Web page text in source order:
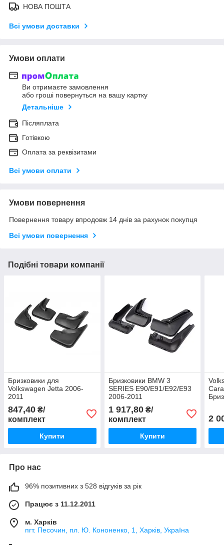
НОВА ПОШТА
Всі умови доставки
Умови оплати
Ви отримаєте замовлення
або гроші повернуться на вашу картку
Детальніше
Післяплата
Готівкою
Оплата за реквізитами
Всі умови оплати
Умови повернення
Повернення товару впродовж 14 днів за рахунок покупця
Всі умови повернення
Подібні товари компанії
Бризковики для
Volkswagen Jetta 2006-
2011
847,40 ₴/
комплект
Купити
Бризковики BMW 3
SERIES E90/E91/E92/E93
2006-2011
1 917,80₴/
комплект
Купити
2
Про нас
96% позитивних з 528 відгуків за рік
Працює з 11.12.2011
м. Харків
пгт. Песочин, пл. Ю. Кононенко, 1, Харків, Україна